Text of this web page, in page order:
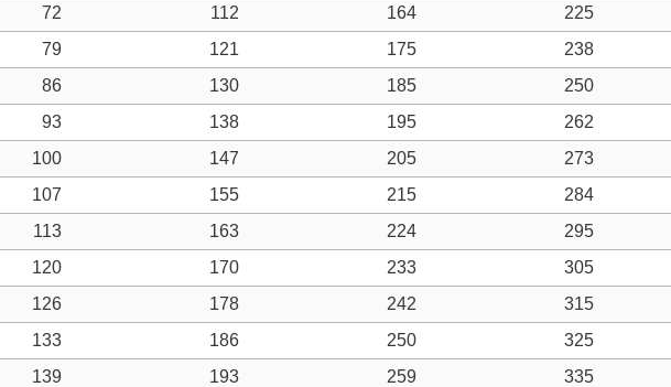
72 112 164 225
79 121 175 238
86 130 185 250
93 138 195 262
100 147 205 273
107 155 215 284
113 163 224 295
120 170 233 305
126 178 242 315
133 186 250 325
139 193 259 335